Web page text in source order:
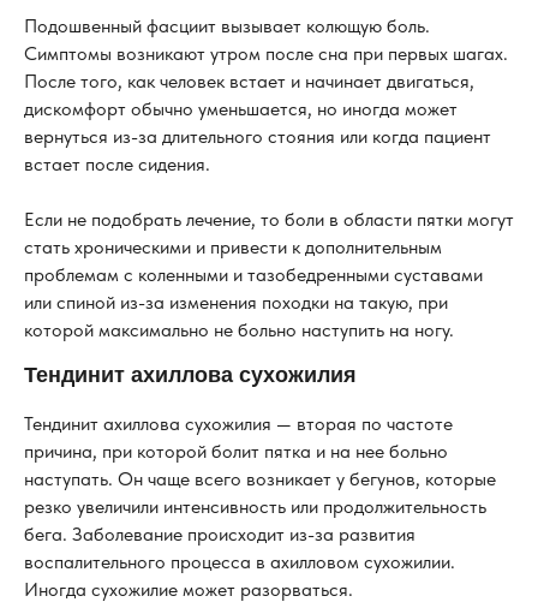
Подошвенный фасциит вызывает колющую боль.
Симптомы возникают утром после сна при первых шагах.
После того, как человек встает и начинает двигаться,
дискомфорт обычно уменьшается, но иногда может
вернуться из-за длительного стояния или когда пациент
встает после сидения.
Если не подобрать лечение, то боли в области пятки могут
стать хроническими и привести к дополнительным
проблемам с коленными и тазобедренными суставами
или спиной из-за изменения походки на такую, при
которой максимально не больно наступить на ногу.
Тендинит ахиллова сухожилия
Тендинит ахиллова сухожилия — вторая по частоте
причина, при которой болит пятка и на нее больно
наступать. Он чаще всего возникает у бегунов, которые
резко увеличили интенсивность или продолжительность
бега. Заболевание происходит из-за развития
воспалительного процесса в ахилловом сухожилии.
Иногда сухожилие может разорваться.